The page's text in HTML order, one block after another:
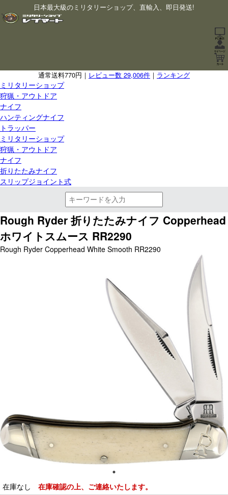
日本最大級のミリタリーショップ、直輸入、即日発送!
通常送料770円｜ レビュー数 29,006件 ｜ ランキング
ミリタリーショップ
狩猟・アウトドア
ナイフ
ハンティングナイフ
トラッパー
ミリタリーショップ
狩猟・アウトドア
ナイフ
折りたたみナイフ
スリップジョイント式
Rough Ryder 折りたたみナイフ Copperhead
ホワイトスムース RR2290
Rough Ryder Copperhead White Smooth RR2290
在庫なし 在庫確認の上、ご連絡いたします。